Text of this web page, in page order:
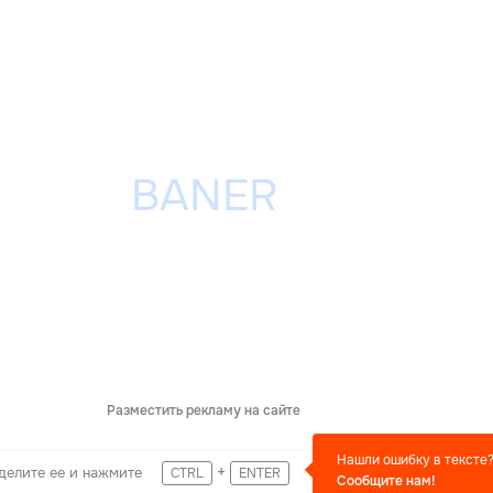
Разместить рекламу на сайте
ее и нажмите CTRL + ENTER
Нашли ошибку в тексте?
Сообщите нам!